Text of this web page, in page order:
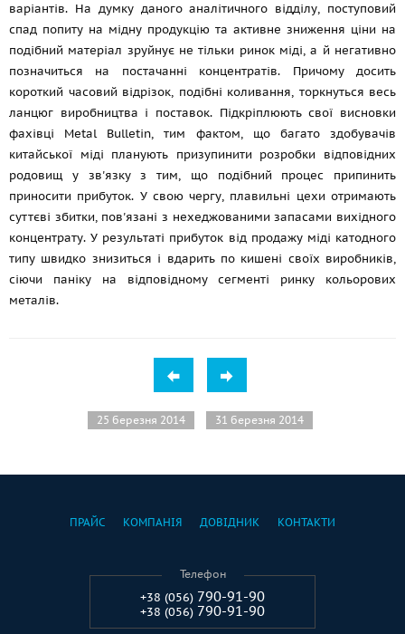
варіантів. На думку даного аналітичного відділу, поступовий
спад попиту на мідну продукцію та активне зниження ціни на
подібний матеріал зруйнує не тільки ринок міді, а й негативно
позначиться на постачанні концентратів. Причому досить
короткий часовий відрізок, подібні коливання, торкнуться весь
ланцюг виробництва і поставок. Підкріплюють свої висновки
фахівці Metal Bulletin, тим фактом, що багато здобувачів
китайської міді планують призупинити розробки відповідних
родовищ у зв'язку з тим, що подібний процес припинить
приносити прибуток. У свою чергу, плавильні цехи отримають
суттєві збитки, пов'язані з нехеджованими запасами вихідного
концентрату. У результаті прибуток від продажу міді катодного
типу швидко знизиться і вдарить по кишені своїх виробників,
сіючи паніку на відповідному сегменті ринку кольорових
металів.
25 березня 2014 31 березня 2014
ПРАЙС КОМПАНІЯ ДОВІДНИК КОНТАКТИ
Телефон
+38 (056) 790-91-90
+38 (056) 790-91-90